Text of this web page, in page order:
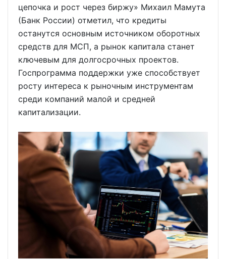
цепочка и рост через биржу» Михаил Мамута
(Банк России) отметил, что кредиты
останутся основным источником оборотных
средств для МСП, а рынок капитала станет
ключевым для долгосрочных проектов.
Госпрограмма поддержки уже способствует
росту интереса к рыночным инструментам
среди компаний малой и средней
капитализации.